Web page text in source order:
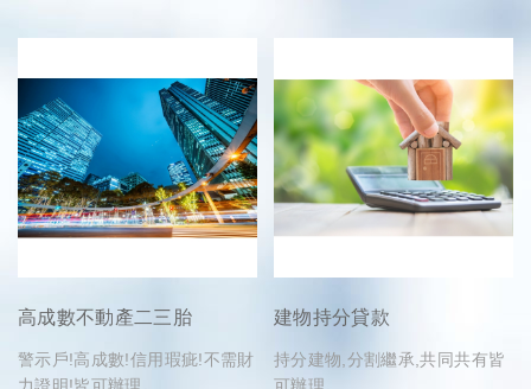
高成數不動產二三胎
警示戶!高成數!信用瑕疵!不需財
建物持分貸款
持分建物,分割繼承,共同共有皆